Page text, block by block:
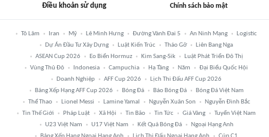
Điều khoản sử dụng Chính sách bảo mật
Tô Lâm Iran Mỹ Lê Minh Hưng Đường Vành Đai 5 An Ninh Mạng
Logistic
Dự Án Đầu Tư Xây Dựng
Luật Kiến Trúc Tháo Gỡ
Liên Bang Nga
ASEAN Cup 2026
Eo Biển Hormuz Kim Sang-Sik
Luật Phát Triển Đô Thị
Vùng Thủ Đô
Indonesia Campuchia Hạ Tầng Năm
Đại Biểu Quốc Hội
Doanh Nghiệp
AFF Cup 2026
Lịch Thi Đấu AFF Cup 2026
Bảng Xếp Hạng AFF Cup 2026
Bóng Đá Báo Bóng Đá
Bóng Đá Việt Nam
Thể Thao
Lionel Messi Lamine Yamal Nguyễn Xuân Son
Nguyễn Đình Bắc
Tin Thế Giới
Pháp Luật Xã Hội Tin Bão Tin Tức Giá Vàng
Tuyển Việt Nam
U23 Việt Nam
U17 Việt Nam Kết Quả Bóng Đá
Ngoại Hạng Anh